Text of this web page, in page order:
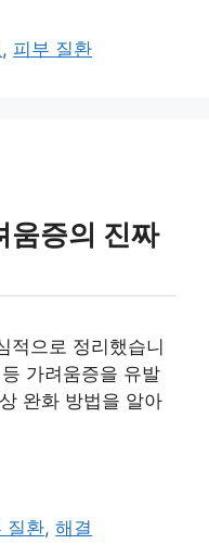
, 피부 질환
움증의 진짜
적으로 정리했습니
가려움증을 유발
완화 방법을 알아
질환,해결